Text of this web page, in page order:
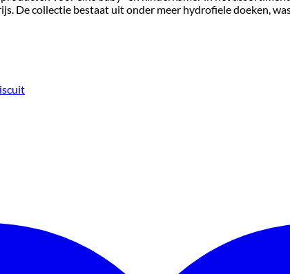
De collectie bestaat uit onder meer hydrofiele doeken,